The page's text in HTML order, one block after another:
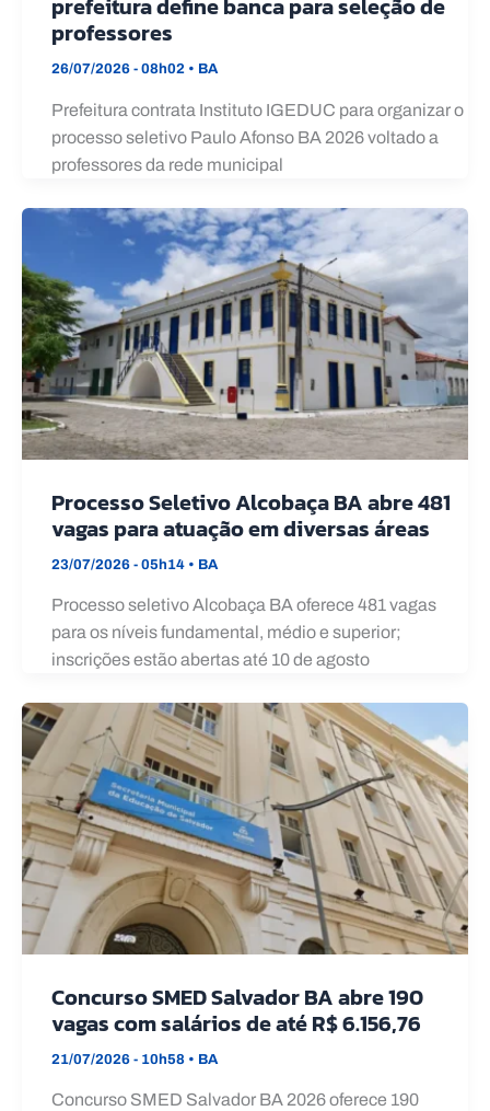
prefeitura define banca para seleção de
professores
26/07/2026 - 08h02 • BA
Prefeitura contrata Instituto IGEDUC para organizar o
processo seletivo Paulo Afonso BA 2026 voltado a
professores da rede municipal
Processo Seletivo Alcobaça BA abre 481
vagas para atuação em diversas áreas
23/07/2026 - 05h14 • BA
Processo seletivo Alcobaça BA oferece 481 vagas
para os níveis fundamental, médio e superior;
inscrições estão abertas até 10 de agosto
Concurso SMED Salvador BA abre 190
vagas com salários de até R$ 6.156,76
21/07/2026 - 10h58 • BA
Concurso SMED Salvador BA 2026 oferece 190